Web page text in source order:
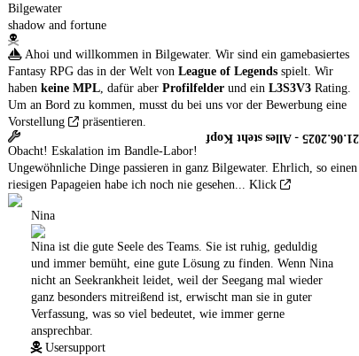
Bilgewater
shadow and fortune
Ahoi und willkommen in Bilgewater. Wir sind ein gamebasiertes
Fantasy RPG das in der Welt vonLeague of Legends spielt. Wir
habenkeine MPL, dafür aberProfilfelder und einL3S3V3 Rating.
Um an Bord zu kommen, musst du bei uns vor der Bewerbung eine
Vorstellung
präsentieren.
21.06.2025 - Alles steht Kopf
Obacht! Eskalation im Bandle-Labor!
Ungewöhnliche Dinge passieren in ganz Bilgewater. Ehrlich, so einen
riesigen Papageien habe ich noch nie gesehen...Klick
Nina
Nina ist die gute Seele des Teams. Sie ist ruhig, geduldig
und immer bemüht, eine gute Lösung zu finden. Wenn Nina
nicht an Seekrankheit leidet, weil der Seegang mal wieder
ganz besonders mitreißend ist, erwischt man sie in guter
Verfassung, was so viel bedeutet, wie immer gerne
ansprechbar.
Usersupport